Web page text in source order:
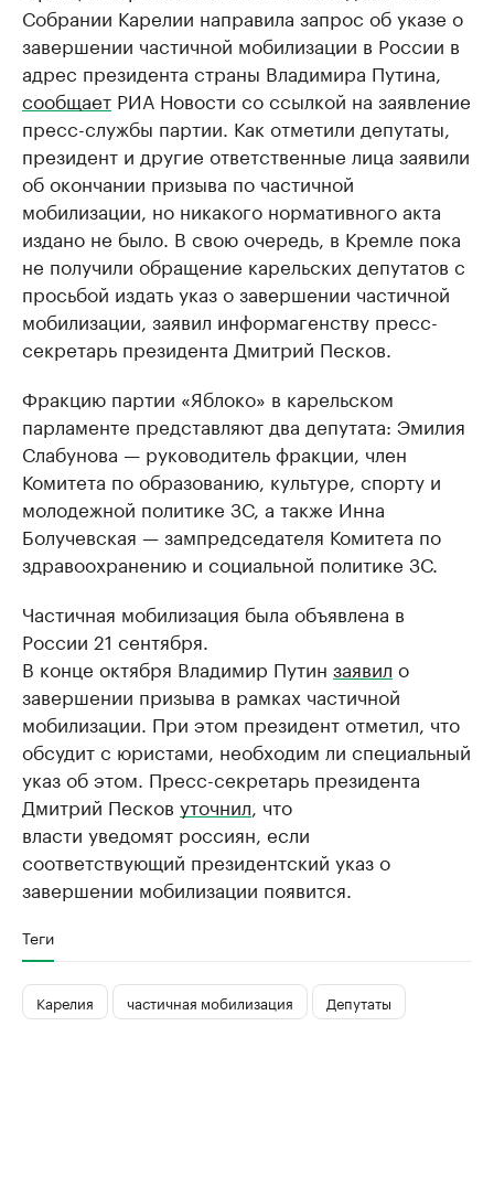
Собрании Карелии направила запрос об указе о
завершении частичной мобилизации в России в
адрес президента страны Владимира Путина,
сообщает РИА Новости со ссылкой на заявление
пресс-службы партии. Как отметили депутаты,
президент и другие ответственные лица заявили
об окончании призыва по частичной
мобилизации, но никакого нормативного акта
издано не было. В свою очередь, в Кремле пока
не получили обращение карельских депутатов с
просьбой издать указ о завершении частичной
мобилизации, заявил информагенству пресс-
секретарь президента Дмитрий Песков.
Фракцию партии «Яблоко» в карельском
парламенте представляют два депутата: Эмилия
Слабунова — руководитель фракции, член
Комитета по образованию, культуре, спорту и
молодежной политике ЗС, а также Инна
Болучевская — зампредседателя Комитета по
здравоохранению и социальной политике ЗС.
Частичная мобилизация была объявлена в
России 21 сентября.
В конце октября Владимир Путин заявил о
завершении призыва в рамках частичной
мобилизации. При этом президент отметил, что
обсудит с юристами, необходим ли специальный
указ об этом. Пресс-секретарь президента
Дмитрий Песков уточнил, что
власти уведомят россиян, если
соответствующий президентский указ о
завершении мобилизации появится.
Теги
Карелия частичная мобилизация Депутаты